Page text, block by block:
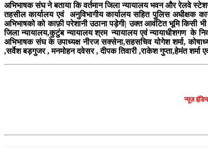
अभिभाषक संघ ने बताया कि वर्तमान जिला न्यायालय भवन और रेलवे
तहसील कार्यालय एवं अनुविभागीय कार्यालय सहित पुलिस अधीक्षक
अभिभाषको को काफ़ी परेशानी उठाना पड़ेगी| उक्त आवंटित भूमि किसी
जिला न्यायालय,कुटुंब न्यायालय श्रम न्यायालय एवं न्यायाधीशगण के
अभिभाषक संघ के उपाध्यक्ष नीरज सक्सेना,सहसचिव योगेश शर्मा,
,सर्वेश बड़गुजर , मनमोहन दवेसर , दीपक तिवारी ,राकेश गुप्ता,हेमंत शर्मा
न्यूज़